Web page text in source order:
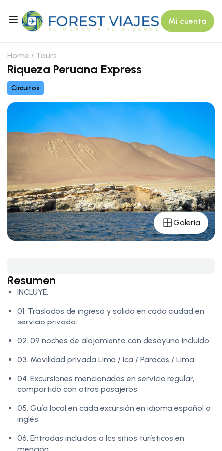
Mi cuenta
Home Tours
Riqueza Peruana Express
Circuitos
Galería
Resumen
INCLUYE:
01. Traslados de ingreso y salida en cada ciudad en
servicio privado.
02. 09 noches de alojamiento con desayuno incluido.
03. Movilidad privada Lima / Ica / Paracas / Lima.
04. Excursiones mencionadas en servicio regular,
compartido con otros pasajeros.
05. Guía local en cada excursión en idioma español o
inglés.
06. Entradas incluidas a los sitios turísticos en
mención.